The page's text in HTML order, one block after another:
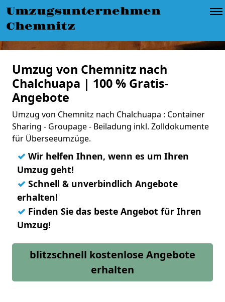
Umzugsunternehmen
Chemnitz
Umzug von Chemnitz nach
Chalchuapa | 100 % Gratis-
Angebote
Umzug von Chemnitz nach Chalchuapa : Container
Sharing - Groupage - Beiladung inkl. Zolldokumente
für Überseeumzüge.
✓ Wir helfen Ihnen, wenn es um Ihren
Umzug geht!
✓ Schnell & unverbindlich Angebote
erhalten!
✓ Finden Sie das beste Angebot für Ihren
Umzug!
blitzschnell kostenlose Angebote
erhalten